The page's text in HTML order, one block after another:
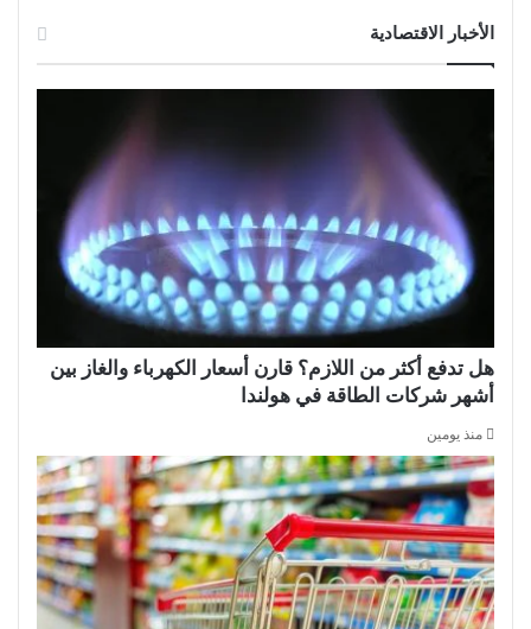
الأخبار الاقتصادية
هل تدفع أكثر من اللازم؟ قارن أسعار الكهرباء والغاز بين
أشهر شركات الطاقة في هولندا
منذ يومين